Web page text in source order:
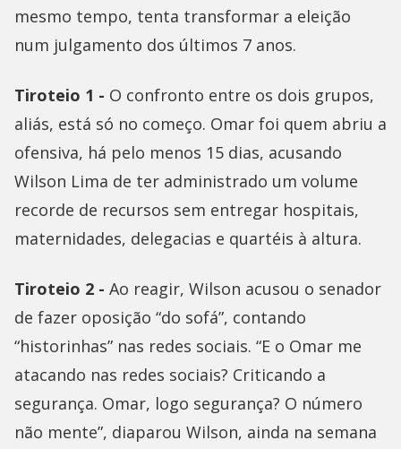
mesmo tempo, tenta transformar a eleição
num julgamento dos últimos 7 anos.
Tiroteio 1 - O confronto entre os dois grupos,
aliás, está só no começo. Omar foi quem abriu a
ofensiva, há pelo menos 15 dias, acusando
Wilson Lima de ter administrado um volume
recorde de recursos sem entregar hospitais,
maternidades, delegacias e quartéis à altura.
Tiroteio 2 - Ao reagir, Wilson acusou o senador
de fazer oposição “do sofá”, contando
“historinhas” nas redes sociais. “E o Omar me
atacando nas redes sociais? Criticando a
segurança. Omar, logo segurança? O número
não mente”, diaparou Wilson, ainda na semana